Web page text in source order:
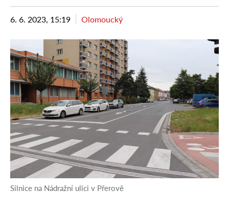
6. 6. 2023, 15:19 Olomoucký
Silnice na Nádražní ulici v Přerově